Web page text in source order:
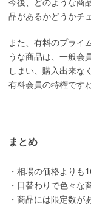
今後、どのような商
品があるかどうかチ
また、有料のプライ
うな商品は、一般会
しまい、購入出来な
有料会員の特権ですね
まとめ
・相場の価格よりも
・日替わりで色々な
・商品には限定数が